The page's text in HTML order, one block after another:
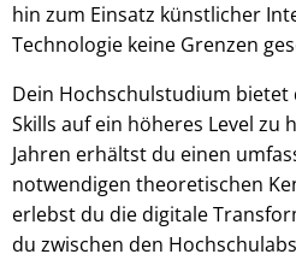
hin zum Einsatz künstlicher
Technologie keine Grenzen
Dein Hochschulstudium bietet
Skills auf ein höheres Level zu
Jahren erhältst du einen
notwendigen theoretischen
erlebst du die digitale
du zwischen den